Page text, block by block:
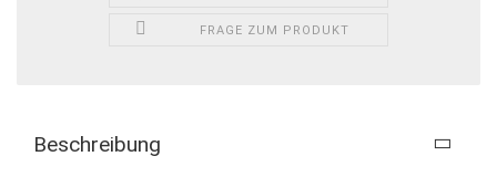
FRAGE ZUM PRODUKT
Beschreibung